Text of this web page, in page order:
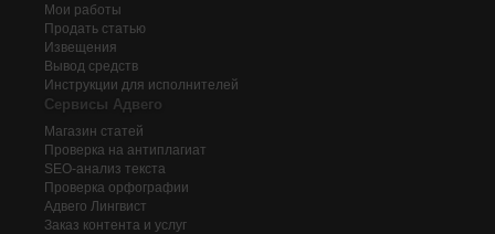
Мои работы
Продать статью
Извещения
Вывод средств
Инструкции для исполнителей
Сервисы Адвего
Магазин статей
Проверка на антиплагиат
SEO-анализ текста
Проверка орфографии
Адвего Лингвист
Заказ контента и услуг